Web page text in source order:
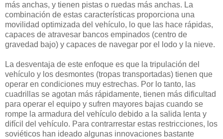
más anchas, y tienen pistas o ruedas más anchas. La
combinación de estas características proporciona una
movilidad optimizada del vehículo, lo que las hace rápidas,
capaces de atravesar bancos empinados (centro de
gravedad bajo) y capaces de navegar por el lodo y la nieve.
La desventaja de este enfoque es que la tripulación del
vehículo y los desmontes (tropas transportadas) tienen que
operar en condiciones muy estrechas. Por lo tanto, las
cuadrillas se agotan más rápidamente, tienen más dificultad
para operar el equipo y sufren mayores bajas cuando se
rompe la armadura del vehículo debido a la salida lenta y
difícil del vehículo. Para contrarrestar estas restricciones, los
soviéticos han ideado algunas innovaciones bastante